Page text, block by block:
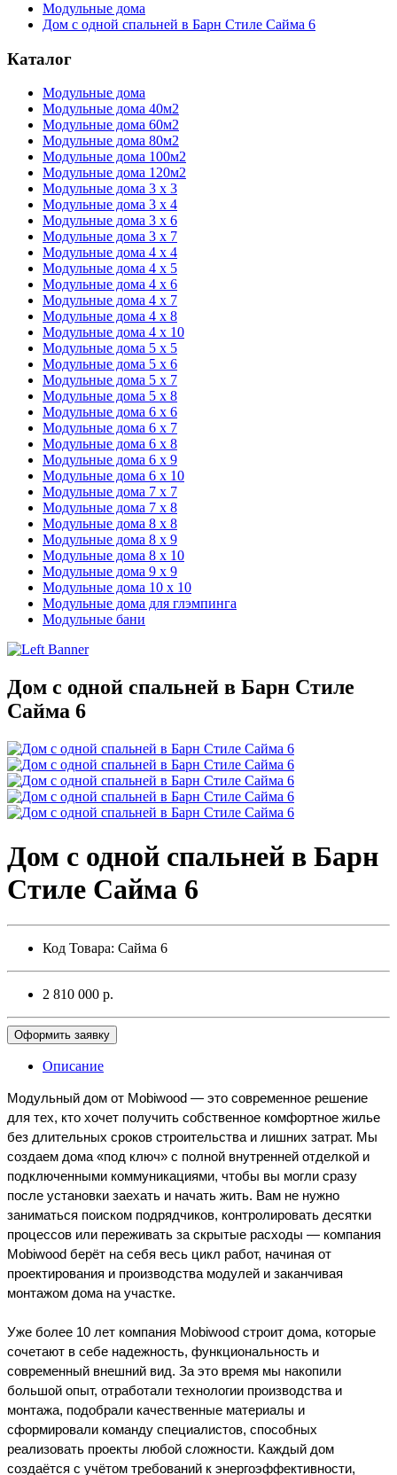
Модульные дома
Дом с одной спальней в Барн Стиле Сайма 6
Каталог
Модульные дома
Модульные дома 40м2
Модульные дома 60м2
Модульные дома 80м2
Модульные дома 100м2
Модульные дома 120м2
Модульные дома 3 х 3
Модульные дома 3 х 4
Модульные дома 3 х 6
Модульные дома 3 х 7
Модульные дома 4 х 4
Модульные дома 4 х 5
Модульные дома 4 х 6
Модульные дома 4 х 7
Модульные дома 4 х 8
Модульные дома 4 х 10
Модульные дома 5 х 5
Модульные дома 5 х 6
Модульные дома 5 х 7
Модульные дома 5 х 8
Модульные дома 6 х 6
Модульные дома 6 х 7
Модульные дома 6 х 8
Модульные дома 6 х 9
Модульные дома 6 х 10
Модульные дома 7 х 7
Модульные дома 7 х 8
Модульные дома 8 х 8
Модульные дома 8 х 9
Модульные дома 8 х 10
Модульные дома 9 х 9
Модульные дома 10 х 10
Модульные дома для глэмпинга
Модульные бани
Дом с одной спальней в Барн Стиле
Сайма 6
Дом с одной спальней в Барн
Стиле Сайма 6
Код Товара: Сайма 6
2 810 000 р.
Оформить заявку
Описание
Модульный дом от Mobiwood — это современное решение
для тех, кто хочет получить собственное комфортное жилье
без длительных сроков строительства и лишних затрат. Мы
создаем дома «под ключ» с полной внутренней отделкой и
подключенными коммуникациями, чтобы вы могли сразу
после установки заехать и начать жить. Вам не нужно
заниматься поиском подрядчиков, контролировать десятки
процессов или переживать за скрытые расходы — компания
Mobiwood берёт на себя весь цикл работ, начиная от
проектирования и производства модулей и заканчивая
монтажом дома на участке.
Уже более 10 лет компания Mobiwood строит дома, которые
сочетают в себе надежность, функциональность и
современный внешний вид. За это время мы накопили
большой опыт, отработали технологии производства и
монтажа, подобрали качественные материалы и
сформировали команду специалистов, способных
реализовать проекты любой сложности. Каждый дом
создаётся с учётом требований к энергоэффективности,